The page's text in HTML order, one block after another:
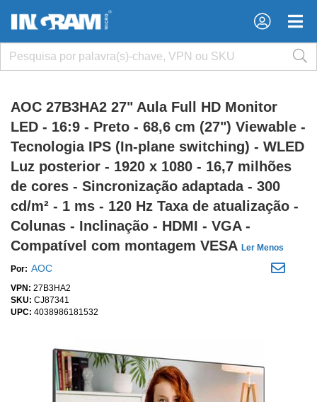
×
×
AOC 27B3HA2 27" Aula Full HD Monitor
LED - 16:9 - Preto - 68,6 cm (27") Viewable -
Tecnologia IPS (In-plane switching) - WLED
Luz posterior - 1920 x 1080 - 16,7 milhões
de cores - Sincronização adaptada - 300
cd/m² - 1 ms - 120 Hz Taxa de atualização -
Colunas - Inclinação - HDMI - VGA -
Compatível com montagem VESA Ler Menos
Por: AOC
VPN: 27B3HA2
SKU: CJ87341
UPC: 4038986181532